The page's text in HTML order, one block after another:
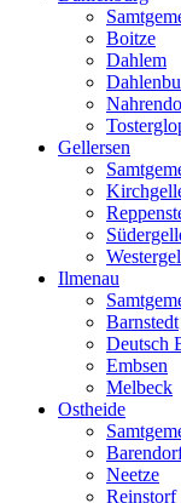
Boitze
Dahlem
Gellersen
Ilmenau
Barnstedt
Deutsch
Embsen
Melbeck
Ostheide
Neetze
Reinstorf